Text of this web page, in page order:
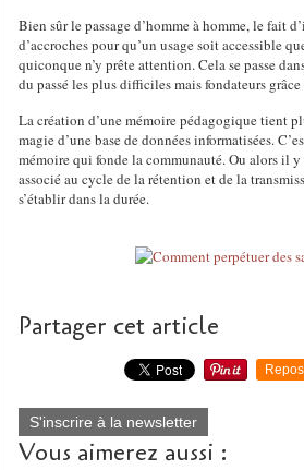
Bien sûr le passage d’homme à homme, le fait
d’accroches pour qu’un usage soit accessible
quiconque n’y prête attention. Cela se passe
du passé les plus difficiles mais fondateurs
La création d’une mémoire pédagogique tient
magie d’une base de données informatisées.
mémoire qui fonde la communauté. Ou alors il
associé au cycle de la rétention et de la
s’établir dans la durée.
Partager cet article
S'inscrire à la newsletter
Vous aimerez aussi :